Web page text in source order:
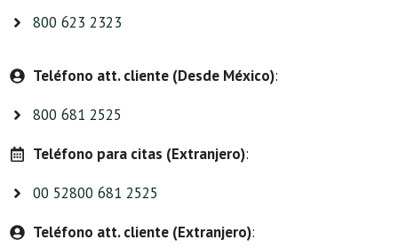
800 623 2323
Teléfono att. cliente (Desde México):
800 681 2525
Teléfono para citas (Extranjero):
00 52800 681 2525
Teléfono att. cliente (Extranjero):